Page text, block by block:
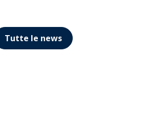
Tutte le news